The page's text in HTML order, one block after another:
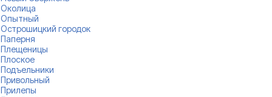
Околица
Опытный
Острошицкий городок
Паперня
Плещеницы
Плоское
Подъельники
Привольный
Прилепы